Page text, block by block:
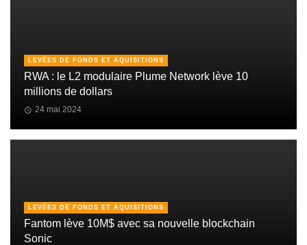
LEVÉES DE FONDS ET AQUISITIONS
RWA : le L2 modulaire Plume Network lève 10
millions de dollars
24 mai 2024
LEVÉES DE FONDS ET AQUISITIONS
Fantom lève 10M$ avec sa nouvelle blockchain
Sonic